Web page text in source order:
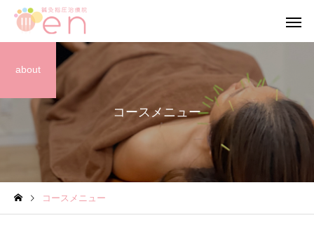
ブログ
【当院の小さな従業員】
【笑顔が作る 穏やか
コースメニュー
about
コースメニュー